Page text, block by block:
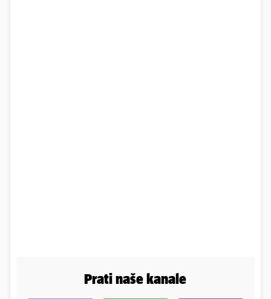
Prati naše kanale